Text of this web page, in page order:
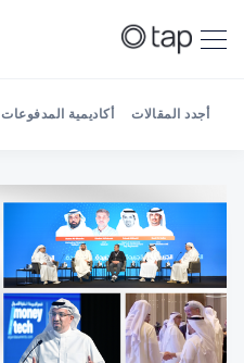
أجدد المقالات أكاديمية المدفوعات